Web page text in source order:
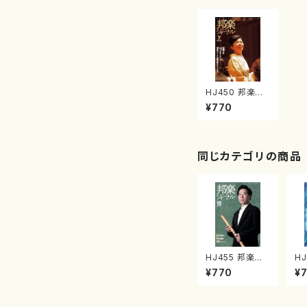
HJ450 邦楽ジ
ャーナルVol.45
0（24年7月号）
¥770
同じカテゴリの商品
HJ455 邦楽ジ
ャーナルVol.45
5（24年12月号）
¥770
ャ
2